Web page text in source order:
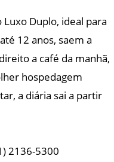
Duplo, ideal para
12 anos, saem a
a café da manhã,
hospedagem
a diária sai a partir
2136-5300